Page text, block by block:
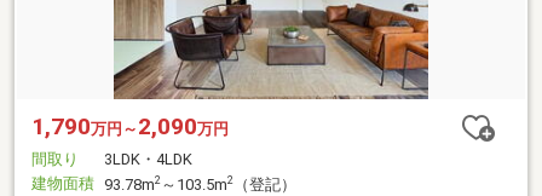
1,790万円～ 2,090万円
間取り
3LDK・4LDK
建物面積 93.78m2 ～103.5m2
（登記）